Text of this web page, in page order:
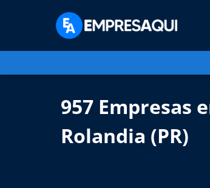
957 Empresas
Rolandia (PR)